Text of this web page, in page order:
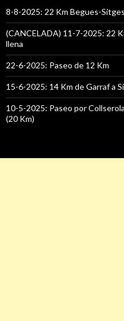
8-8-2025: 22 Km Begues-
(CANCELADA) 11-7-2025: 22
llena
22-6-2025: Paseo de 12 Km
15-6-2025: 14 Km de Garraf a
10-5-2025: Paseo por
(20 Km)